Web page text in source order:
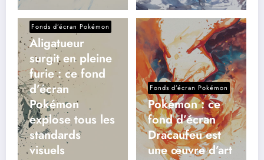
Fonds d’écran Pokémon
Aligatueur
surgit en pleine
furie : ce fond
d’écran
Pokémon
explose tous les
standards
visuels
Fonds d’écran Pokémon
Pokémon : ce
fond d’écran
Dracaufeu est
une œuvre d’art